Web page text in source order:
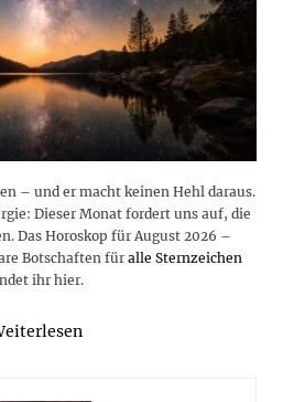
– und er macht keinen Hehl daraus.
Dieser Monat fordert uns auf, die
Das Horoskop für August 2026 –
Botschaften füralle Sternzeichen
ihr hier.